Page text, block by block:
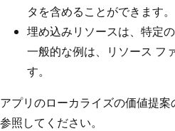
タを含めることができます。
埋め込みリソースは、特定
一般的な例は、リソース フ
す。
アプリのローカライズの価値提案
参照してください。